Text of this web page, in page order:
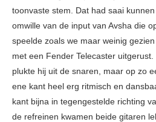
toonvaste stem. Dat had saai
omwille van de input van Avsha die
speelde zoals we maar weinig
met een Fender Telecaster
plukte hij uit de snaren, maar op zo
ene kant heel erg ritmisch en
kant bijna in tegengestelde richting
de refreinen kwamen beide gitaren